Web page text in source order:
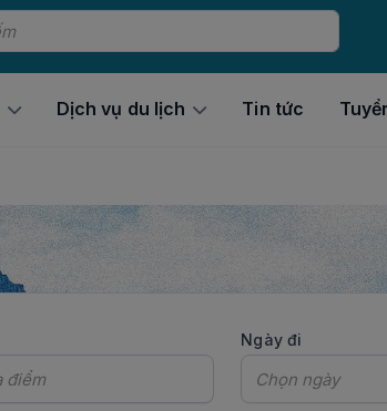
Dịch vụ du lịch Tin tức
Ngày đi